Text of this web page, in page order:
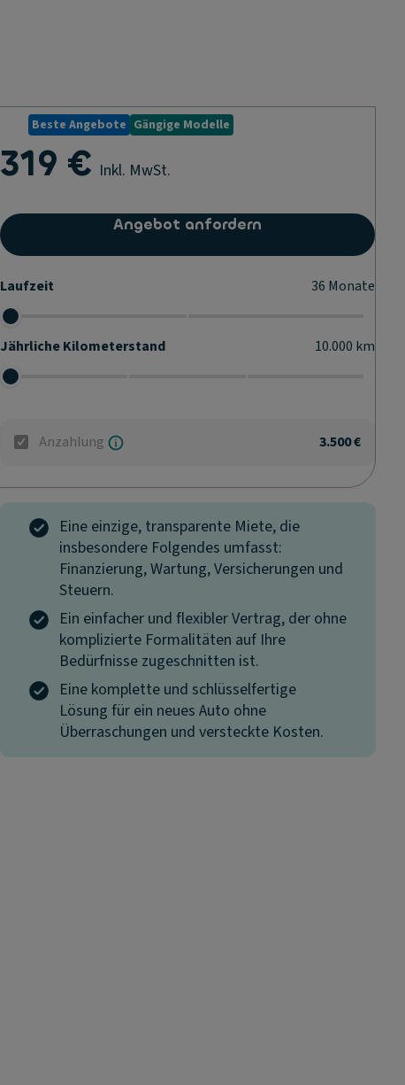
Beste Angebote Gängige Modelle
319 € Inkl. MwSt.
Angebot anfordern
Laufzeit 36 Monate
Jährliche Kilometerstand 10.000 km
Anzahlung 3.500 €
Eine einzige, transparente Miete, die
insbesondere Folgendes umfasst:
Finanzierung, Wartung, Versicherungen und
Steuern.
Ein einfacher und flexibler Vertrag, der ohne
komplizierte Formalitäten auf Ihre
Bedürfnisse zugeschnitten ist.
Eine komplette und schlüsselfertige
Lösung für ein neues Auto ohne
Überraschungen und versteckte Kosten.